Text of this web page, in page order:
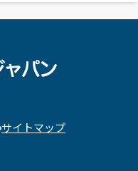
サイトマップ